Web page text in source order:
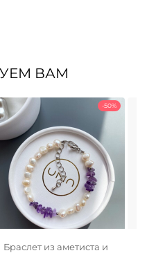
ВАМ
-50%
Браслет из аметиста и